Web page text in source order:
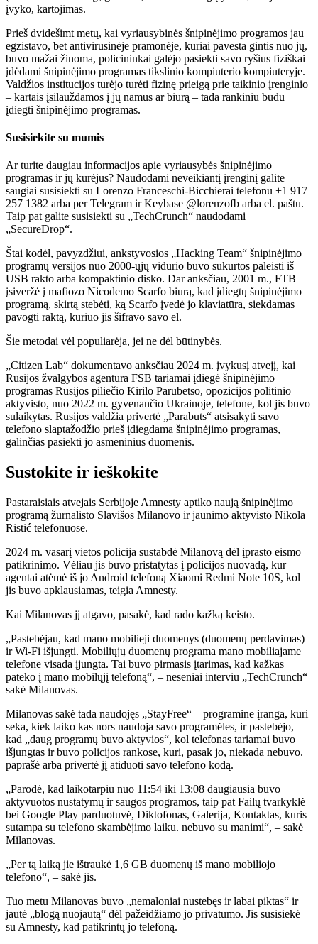
įvyko, kartojimas.
Prieš dvidešimt metų, kai vyriausybinės šnipinėjimo programos jau
egzistavo, bet antivirusinėje pramonėje, kuriai pavesta gintis nuo jų,
buvo mažai žinoma, policininkai galėjo pasiekti savo ryšius fiziškai
įdėdami šnipinėjimo programas tikslinio kompiuterio kompiuteryje.
Valdžios institucijos turėjo turėti fizinę prieigą prie taikinio įrenginio
– kartais įsilauždamos į jų namus ar biurą – tada rankiniu būdu
įdiegti šnipinėjimo programas.
Susisiekite su mumis
Ar turite daugiau informacijos apie vyriausybės šnipinėjimo
programas ir jų kūrėjus? Naudodami neveikiantį įrenginį galite
saugiai susisiekti su Lorenzo Franceschi-Bicchierai telefonu +1 917
257 1382 arba per Telegram ir Keybase @lorenzofb arba el. paštu.
Taip pat galite susisiekti su „TechCrunch“ naudodami
„SecureDrop“.
Štai kodėl, pavyzdžiui, ankstyvosios „Hacking Team“ šnipinėjimo
programų versijos nuo 2000-ųjų vidurio buvo sukurtos paleisti iš
USB rakto arba kompaktinio disko. Dar anksčiau, 2001 m., FTB
įsiveržė į mafiozo Nicodemo Scarfo biurą, kad įdiegtų šnipinėjimo
programą, skirtą stebėti, ką Scarfo įvedė jo klaviatūra, siekdamas
pavogti raktą, kuriuo jis šifravo savo el.
Šie metodai vėl populiarėja, jei ne dėl būtinybės.
„Citizen Lab“ dokumentavo anksčiau 2024 m. įvykusį atvejį, kai
Rusijos žvalgybos agentūra FSB tariamai įdiegė šnipinėjimo
programas Rusijos piliečio Kirilo Parubetso, opozicijos politinio
aktyvisto, nuo 2022 m. gyvenančio Ukrainoje, telefone, kol jis buvo
sulaikytas. Rusijos valdžia privertė „Parabuts“ atsisakyti savo
telefono slaptažodžio prieš įdiegdama šnipinėjimo programas,
galinčias pasiekti jo asmeninius duomenis.
Sustokite ir ieškokite
Pastaraisiais atvejais Serbijoje Amnesty aptiko naują šnipinėjimo
programą žurnalisto Slavišos Milanovo ir jaunimo aktyvisto Nikola
Ristić telefonuose.
2024 m. vasarį vietos policija sustabdė Milanovą dėl įprasto eismo
patikrinimo. Vėliau jis buvo pristatytas į policijos nuovadą, kur
agentai atėmė iš jo Android telefoną Xiaomi Redmi Note 10S, kol
jis buvo apklausiamas, teigia Amnesty.
Kai Milanovas jį atgavo, pasakė, kad rado kažką keisto.
„Pastebėjau, kad mano mobilieji duomenys (duomenų perdavimas)
ir Wi-Fi išjungti. Mobiliųjų duomenų programa mano mobiliajame
telefone visada įjungta. Tai buvo pirmasis įtarimas, kad kažkas
pateko į mano mobilųjį telefoną“, – neseniai interviu „TechCrunch“
sakė Milanovas.
Milanovas sakė tada naudojęs „StayFree“ – programine įranga, kuri
seka, kiek laiko kas nors naudoja savo programėles, ir pastebėjo,
kad „daug programų buvo aktyvios“, kol telefonas tariamai buvo
išjungtas ir buvo policijos rankose, kuri, pasak jo, niekada nebuvo.
paprašė arba privertė jį atiduoti savo telefono kodą.
„Parodė, kad laikotarpiu nuo 11:54 iki 13:08 daugiausia buvo
aktyvuotos nustatymų ir saugos programos, taip pat Failų tvarkyklė
bei Google Play parduotuvė, Diktofonas, Galerija, Kontaktas, kuris
sutampa su telefono skambėjimo laiku. nebuvo su manimi“, – sakė
Milanovas.
„Per tą laiką jie ištraukė 1,6 GB duomenų iš mano mobiliojo
telefono“, – sakė jis.
Tuo metu Milanovas buvo „nemaloniai nustebęs ir labai piktas“ ir
jautė „blogą nuojautą“ dėl pažeidžiamo jo privatumo. Jis susisiekė
su Amnesty, kad patikrintų jo telefoną.